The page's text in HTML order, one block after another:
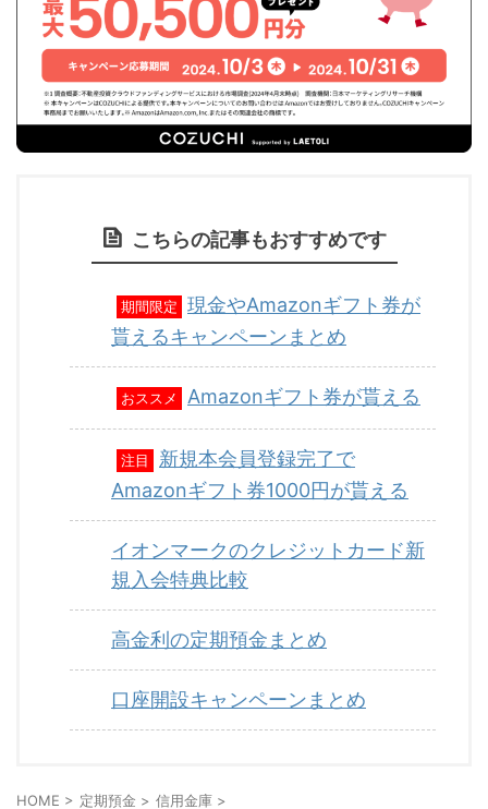
こちらの記事もおすすめです
期間限定
現金やAmazonギフト券が
貰えるキャンペーンまとめ
おススメ Amazonギフト券が貰える
注目
新規本会員登録完了で
Amazonギフト券1000円が貰える
イオンマークのクレジットカード新
規入会特典比較
高金利の定期預金まとめ
口座開設キャンペーンまとめ
HOME > 定期預金 > 信用金庫 >